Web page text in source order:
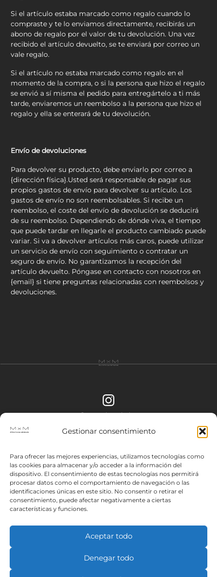
Gestionar consentimiento
Para ofrecer las mejores experiencias, utilizamos tecnologías como
las cookies para almacenar y/o acceder a la información del
dispositivo. El consentimiento de estas tecnologías nos permitirá
procesar datos como el comportamiento de navegación o las
identificaciones únicas en este sitio. No consentir o retirar el
consentimiento, puede afectar negativamente a ciertas
características y funciones.
Aceptar todo
Denegar todo
Si el artículo estaba marcado como regalo cuando lo
compraste y te lo enviamos directamente, recibirás un
abono de regalo por el valor de tu devolución. Una vez
recibido el artículo devuelto, se te enviará por correo un
vale regalo.
Si el artículo no estaba marcado como regalo en el
momento de la compra, o si la persona que hizo el regalo
se envió a sí misma el pedido para entregártelo a ti más
tarde, enviaremos un reembolso a la persona que hizo el
regalo y ella se enterará de tu devolución.
Envío de devoluciones
Para devolver su producto, debe enviarlo por correo a
{dirección física}.Usted será responsable de pagar sus
propios gastos de envío para devolver su artículo. Los
gastos de envío no son reembolsables. Si recibe un
reembolso, el coste del envío de devolución se deducirá
de su reembolso. Dependiendo de dónde viva, el tiempo
que puede tardar en llegarle el producto cambiado puede
variar. Si va a devolver artículos más caros, puede utilizar
un servicio de envío con seguimiento o contratar un
seguro de envío. No garantizamos la recepción del
artículo devuelto. Póngase en contacto con nosotros en
{email} si tiene preguntas relacionadas con reembolsos y
devoluciones.
@mxm.photodesign
Contactar
hola@mxm-photodesign.com
+34 636 96 16 56
Términos y condiciones
Política y privacidad
Política de cookies